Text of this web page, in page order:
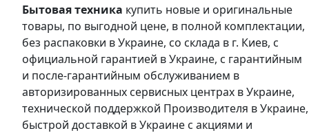
Бытовая техника купить новые и оригинальные
товары, по выгодной цене, в полной комплектации,
без распаковки в Украине, со склада в г. Киев, с
официальной гарантией в Украине, с гарантийным
и после-гарантийным обслуживанием в
авторизированных сервисных центрах в Украине,
технической поддержкой Производителя в Украине,
быстрой доставкой в Украине с акциями и